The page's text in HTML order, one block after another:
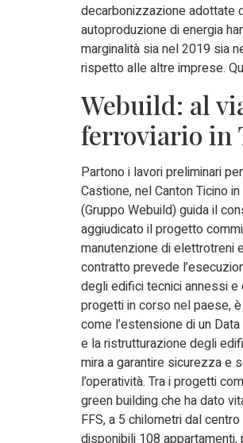
decarbonizzazione adottate
autoproduzione di energia
marginalità sia nel 2019 sia
rispetto alle altre imprese.
Webuild: al
ferroviario in
Partono i lavori preliminari
Castione, nel Canton Ticino
(Gruppo Webuild) guida il
aggiudicato il progetto
manutenzione di elettrotreni
contratto prevede
degli edifici tecnici annessi
progetti in corso nel paese,
come l’estensione di un
e la ristrutturazione degli
mira a garantire sicurezza e
l’operatività. Tra i progetti
green building che ha dato
FFS, a 5 chilometri dal
disponibili 108